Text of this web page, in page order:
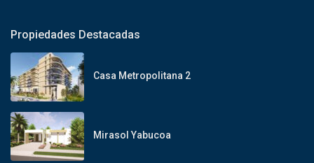
Propiedades Destacadas
Casa Metropolitana 2
Mirasol Yabucoa